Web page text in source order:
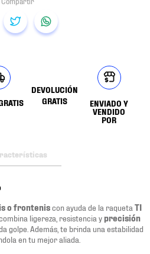
DEVOLUCIÓN
GRATIS
ENVIADO Y
VENDIDO
POR
o fronteniscon ayuda de la raqueta TI
ligereza, resistencia yprecisión
golpe. Además, te brinda una estabilidad
en tu mejor aliada.